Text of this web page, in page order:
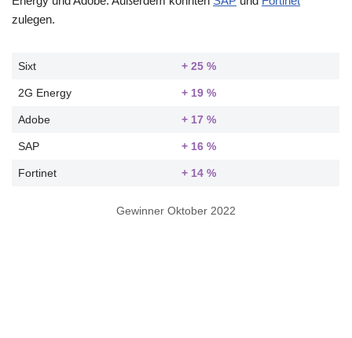
zulegen.
Sixt + 25 %
2G Energy + 19 %
Adobe + 17 %
SAP + 16 %
Fortinet + 14 %
Gewinner Oktober 2022